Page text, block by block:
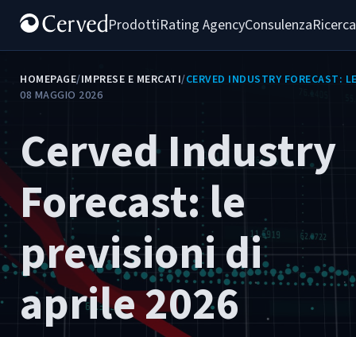
ProdottiRating AgencyConsulenza
HOMEPAGE/IMPRESE E MERCATI/CERVED INDUSTRY FORECAST:
08 MAGGIO 2026
Cerved Industry
Forecast: le
previsioni di
aprile 2026